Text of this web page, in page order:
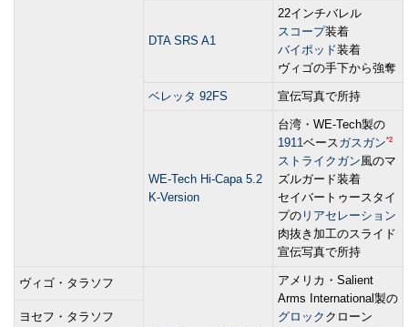
DTA SRS A1
22インチバレル
スコープ装着
バイポッド装着
ヴィゴの手下から強奪
ベレッタ 92FS 宣伝写真で所持
WE-Tech Hi-Capa 5.2
K-Version
台湾・WE-Tech製の
1911ベースガスガン*2
ストライクガン風のマ
ズルガード装着
セイバートゥースタイ
プの リアセレーション
肉抜き加工のスライド
宣伝写真で所持
ヴィゴ・タラソフ
アメリカ・Salient
Arms International製の
グロック クローン
ヨセフ・タラソフ